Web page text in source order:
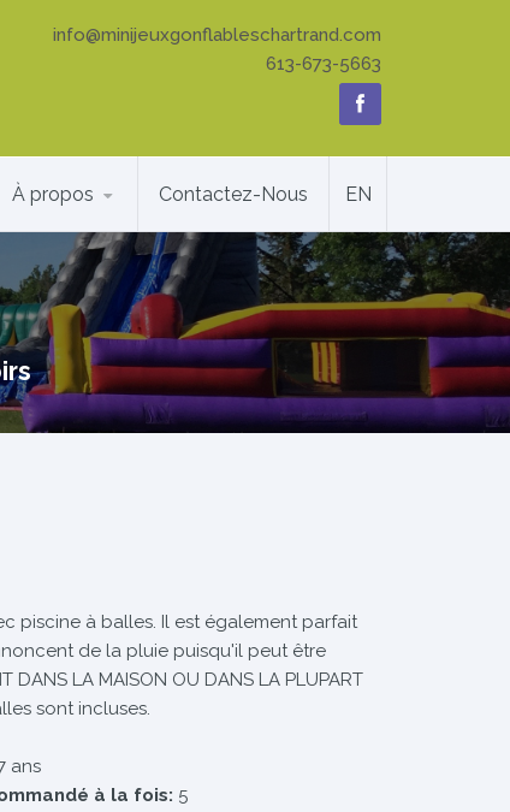
info@minijeuxgonflableschartrand.com
613-673-5663
À propos Contactez-Nous EN
piscine à balles. Il est également parfait
de la pluie puisqu'il peut être
DANS LA MAISON OU DANS LA PLUPART
sont incluses.
ans
à la fois: 5